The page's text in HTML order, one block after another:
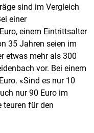
sind im Vergleich
einer
einem Eintrittsalter
35 Jahren seien im
etwas mehr als 300
vor. Bei einem
«Sind es nur 10
nur 90 Euro im
teuren für den